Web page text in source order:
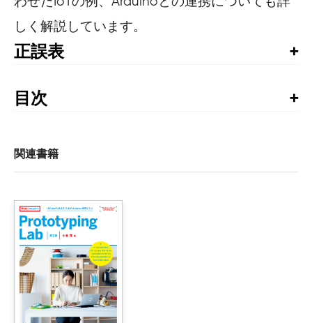
しく解説しています。
正誤表
います。お手持ちの書籍では、すでに修正が施されてい
る場合がありますので、書籍最終ページの奥付でお手持
第1刷正誤表
■P.248 図11-12
図の配線に間違いがあります。ULN2803の9番ピンにつ
ながっている線が、GND（GPIOコネクタのもう1個下）
につながっていないと、この回路は動きません。
目次
    レシピ1.2　Raspberry Piをケースに入れる
    レシピ1.3　電源を選択する
レシピ1.5　NOOBSを使ってマイクロSDカードを作成す
    レシピ1.6　システムを接続する
    レシピ1.7　DVIやVGAのモニタを接続する
    レシピ1.8　コンポジットビデオのモニタやテレビを使う
    レシピ1.9　モニタ上の画面サイズを調整する
    レシピ1.10　パフォーマンスを最大化する
    レシピ1.11　パスワードを変更する
関連書籍